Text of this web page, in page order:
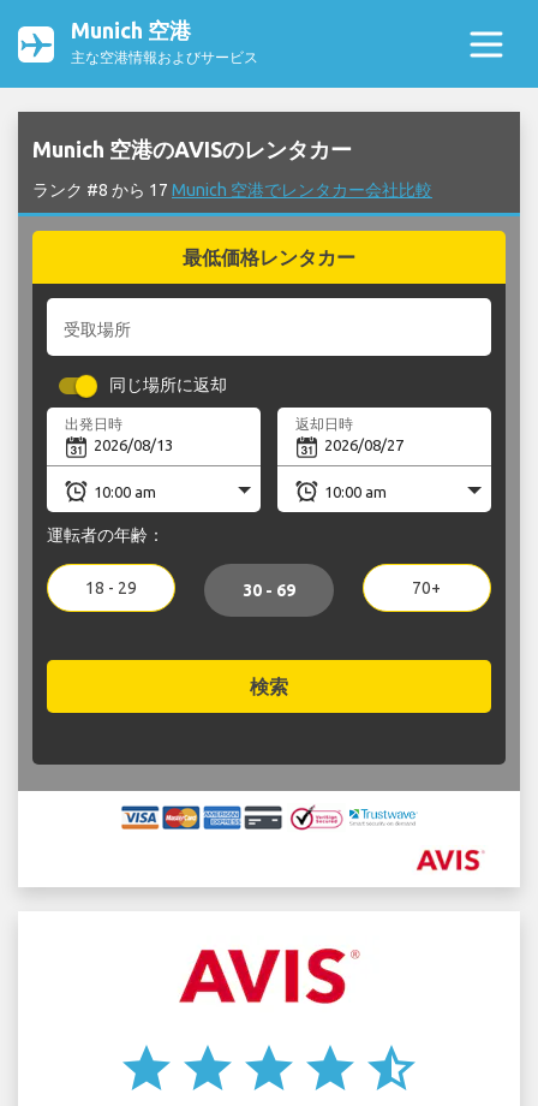
Munich 空港
主な空港情報およびサービス
Munich 空港のAVISのレンタカー
ランク #8 から 17 Munich 空港でレンタカー会社比較
最低価格レンタカー
受取場所
同じ場所に返却
出発日時 返却日時
運転者の年齢：
18 - 29 30 - 69 70+
検索
star star star star star_half